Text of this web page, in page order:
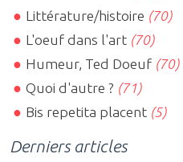
Littérature/histoire (70)
L'oeuf dans l'art (70)
Humeur, Ted Doeuf (70)
Quoi d'autre ? (71)
Bis repetita placent (5)
Derniers articles